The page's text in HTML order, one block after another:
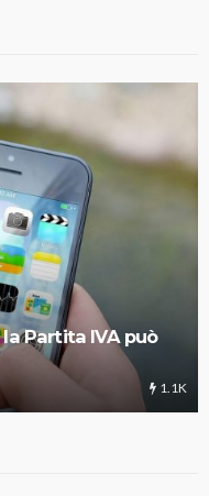
Partita IVA può
1.1K